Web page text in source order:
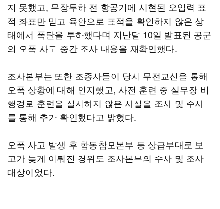
지 못했고, 무장투하 전 항공기에 시현된 오입력 표
적 좌표만 믿고 육안으로 표적을 확인하지 않은 상
태에서 폭탄을 투하했다며 지난달 10일 발표된 공군
의 오폭 사고 중간 조사 내용을 재확인했다.
조사본부는 또한 조종사들이 당시 무전교신을 통해
오폭 상황에 대해 인지했고, 사전 훈련 중 실무장 비
행경로 훈련을 실시하지 않은 사실을 조사 및 수사
를 통해 추가 확인했다고 밝혔다.
오폭 사고 발생 후 합동참모본부 등 상급부대로 보
고가 늦게 이뤄진 경위도 조사본부의 수사 및 조사
대상이었다.